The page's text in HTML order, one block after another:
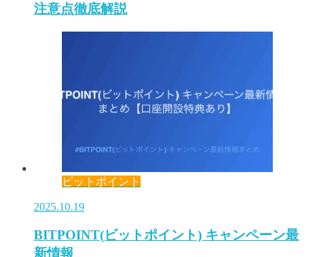
注意点徹底解説
ビットポイント
2025.10.19
BITPOINT(ビットポイント) キャンペーン最
新情報